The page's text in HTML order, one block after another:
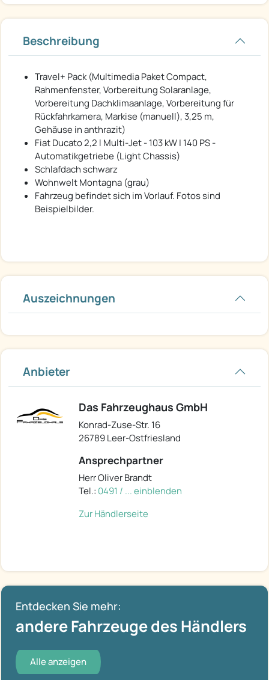
Beschreibung
Travel+ Pack (Multimedia Paket Compact,
Rahmenfenster, Vorbereitung Solaranlage,
Vorbereitung Dachklimaanlage, Vorbereitung für
Rückfahrkamera, Markise (manuell), 3,25 m,
Gehäuse in anthrazit)
Fiat Ducato 2,2 l Multi-Jet - 103 kW | 140 PS -
Automatikgetriebe (Light Chassis)
Schlafdach schwarz
Wohnwelt Montagna (grau)
Fahrzeug befindet sich im Vorlauf. Fotos sind
Beispielbilder.
Auszeichnungen
Anbieter
Das Fahrzeughaus GmbH
Konrad-Zuse-Str. 16
26789 Leer-Ostfriesland
Ansprechpartner
Herr Oliver Brandt
Tel.: 0491 / ... einblenden
Zur Händlerseite
Entdecken Sie mehr:
andere Fahrzeuge des Händlers
Alle anzeigen